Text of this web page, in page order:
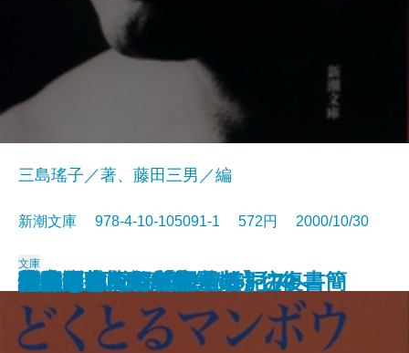
恋人たちの誤算
裏庭
心は孤独な数学者
少年H〔上〕
少年H〔下〕
敵
絵本を抱えて 部屋のすみへ
迷宮遡行
川端康成・三島由紀夫 往復書簡
写真集 三島由紀夫'25～'70
三島瑤子／著、藤田三男／編
新潮文庫 978-4-10-105091-1 572円 2000/10/30
文庫
どくとるマンボウ青春記
着物をめぐる物語
情事
文人悪食
戦国幻想曲
偽造証券
静かな木
ハワイイ紀行【完全版】
逃亡〔上〕
逃亡〔下〕